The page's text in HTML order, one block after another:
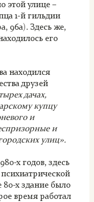
этой улице –
1-й гильдии
96а). Здесь же,
его
находился
друзей
дачах,
купцу
и
и
улиц».
х годов, здесь
психиатрической
80-х здание было
время работал